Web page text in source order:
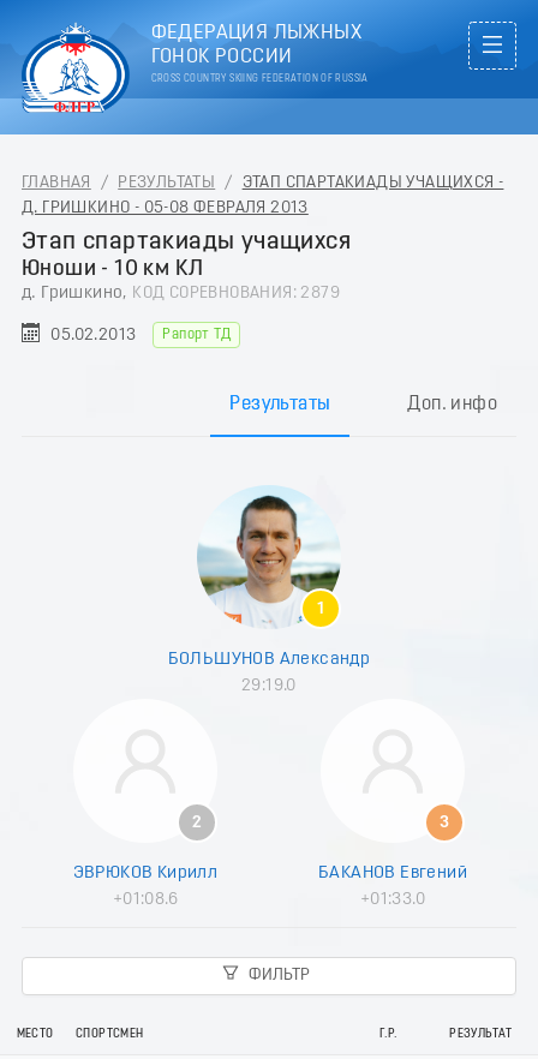
ФЕДЕРАЦИЯ ЛЫЖНЫХ
ГОНОК РОССИИ
CROSS COUNTRY SKIING FEDERATION OF RUSSIA
ГЛАВНАЯ / РЕЗУЛЬТАТЫ /
ЭТАП СПАРТАКИАДЫ УЧАЩИХСЯ -
Д. ГРИШКИНО - 05-08 ФЕВРАЛЯ 2013
Этап спартакиады учащихся
Юноши - 10 км КЛ
д. Гришкино, КОД СОРЕВНОВАНИЯ: 2879
05.02.2013 Рапорт ТД
Результаты Доп. инфо
1
БОЛЬШУНОВ Александр
29:19.0
2
ЭВРЮКОВ Кирилл
+01:08.6
3
БАКАНОВ Евгений
+01:33.0
ФИЛЬТР
МЕСТО СПОРТСМЕН Г.Р. РЕЗУЛЬТАТ